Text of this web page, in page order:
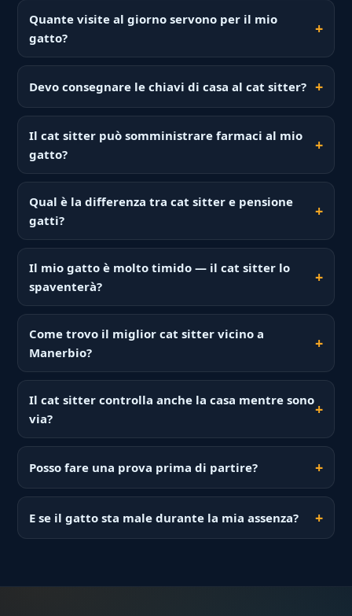
Quante visite al giorno servono per il mio
gatto?
Devo consegnare le chiavi di casa al cat sitter?
Il cat sitter può somministrare farmaci al mio
gatto?
Qual è la differenza tra cat sitter e pensione
gatti?
Il mio gatto è molto timido — il cat sitter lo
spaventerà?
Come trovo il miglior cat sitter vicino a
Manerbio?
Il cat sitter controlla anche la casa mentre sono
via?
Posso fare una prova prima di partire?
E se il gatto sta male durante la mia assenza?